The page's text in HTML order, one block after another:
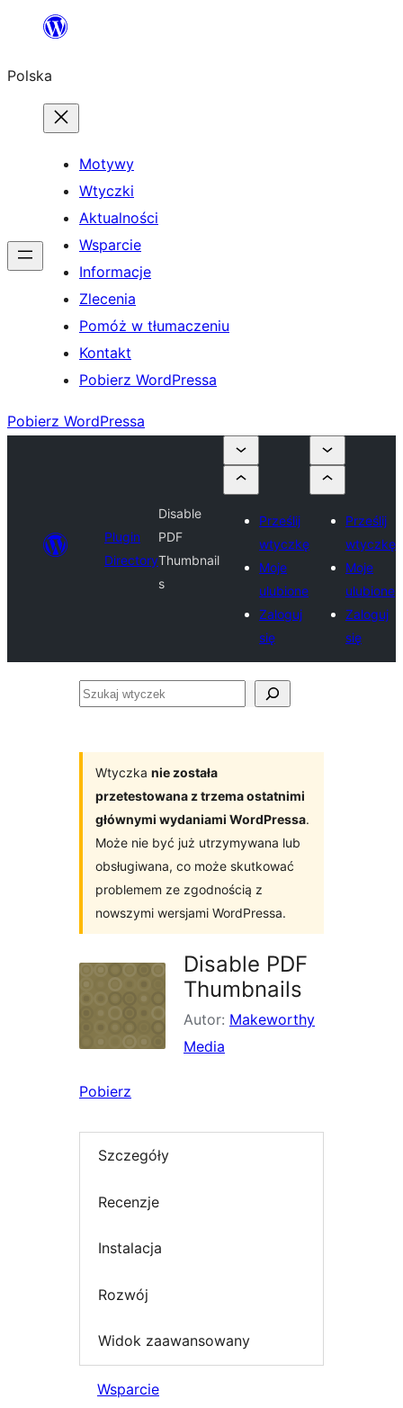
Przejdź
treści
Polska
Motywy
Wtyczki
Aktualności
Wsparcie
Informacje
Zlecenia
Pomóż w tłumaczeniu
Kontakt
Pobierz WordPressa
Pobierz WordPressa
Plugin
Directory
Disable
PDF
Thumbnail
s
Prześlij
wtyczkę
Moje
ulubione
Zaloguj
się
Prześlij
wtyczkę
Moje
ulubione
Zaloguj
się
Szukaj
Wtyczka nie została
przetestowana z trzema ostatnimi
głównymi wydaniami WordPressa.
Może nie być już utrzymywana lub
obsługiwana, co może skutkować
problemem ze zgodnością z
nowszymi wersjami WordPressa.
Disable PDF
Thumbnails
Autor: Makeworthy
Media
Pobierz
Szczegóły
Recenzje
Instalacja
Rozwój
Widok zaawansowany
Wsparcie